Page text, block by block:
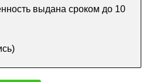
выдана сроком до 10